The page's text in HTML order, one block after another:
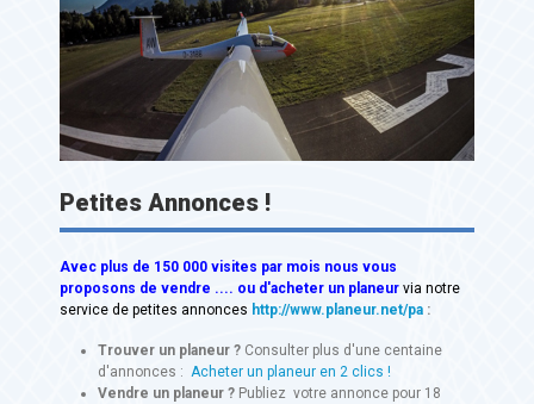
Petites Annonces !
Avec plus de 150 000 visites par mois nous vous
proposons de vendre .... ou d'acheter un planeur via notre
service de petites annonces http://www.planeur.net/pa :
Trouver un planeur ? Consulter plus d'une centaine
d'annonces : Acheter un planeur en 2 clics !
Vendre un planeur ? Publiez votre annonce pour 18